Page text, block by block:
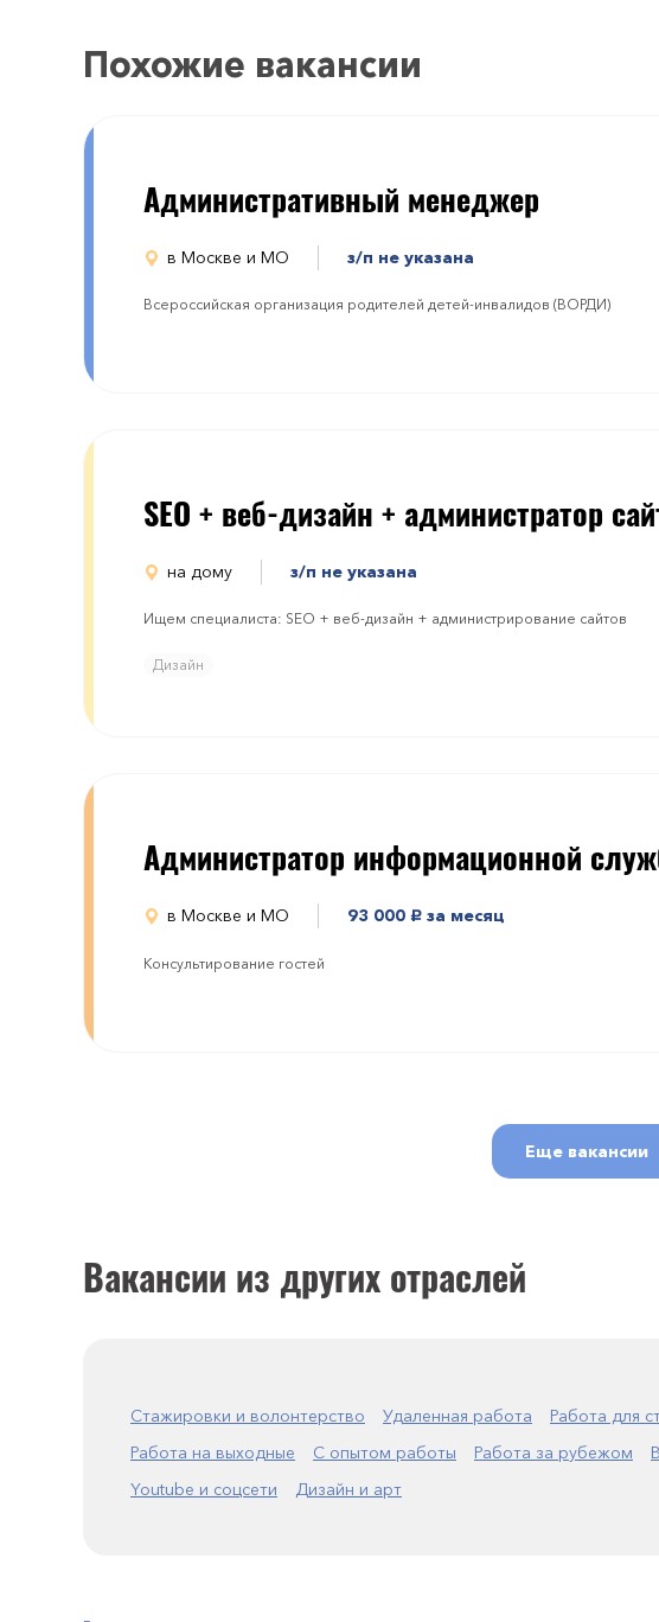
Похожие вакансии
Административный менеджер
в Москве и МО з/п не указана
Всероссийская организация родителей детей-инвалидов (ВОРДИ)
SEO + веб-дизайн + администратор
на дому з/п не указана
Ищем специалиста: SEO + веб-дизайн + администрирование сайтов
Дизайн
Администратор информационной
в Москве и МО 93 000 руб. за месяц
Консультирование гостей
Еще вакансии
Вакансии из других отраслей
Стажировки и волонтерство Удаленная работа Работа для
Работа на выходные
С опытом работы Работа за рубежом
Youtube и соцсети
Дизайн и арт